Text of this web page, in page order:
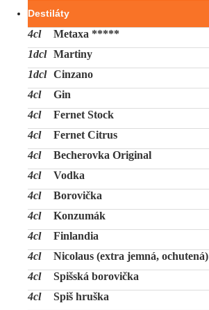
Destiláty
4cl Metaxa *****
1dcl Martiny
1dcl Cinzano
4cl
Gin
4cl
Fernet Stock
4cl
Fernet Citrus
4cl
Becherovka Original
4cl
Vodka
4cl
Borovička
4cl
Konzumák
4cl
Finlandia
4cl
Nicolaus (extra jemná, ochutená)
4cl
Spišská borovička
4cl
Spiš hruška